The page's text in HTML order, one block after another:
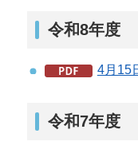
令和8年度
4月15
令和7年度